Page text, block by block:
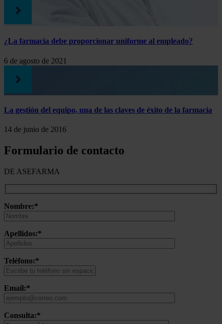
¿La farmacia debe proporcionar uniforme al empleado?
6 de agosto de 2021
La gestión del equipo, una de las claves de éxito de la farmacia
14 de junio de 2016
Formulario de contacto
DE ASEFARMA
Nombre:*
Apellidos:*
Teléfono:*
Email:*
Consulta:*